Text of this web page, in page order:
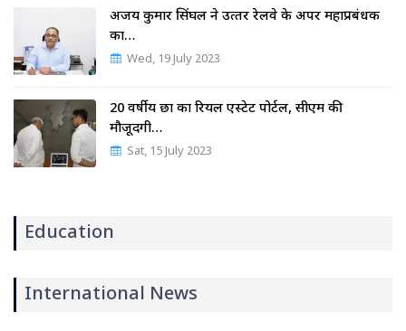
अजय कुमार सिंघल ने उत्‍तर रेलवे के अपर महाप्रबंधक
का…
Wed, 19 July 2023
20 वर्षीय छात्र का रियल एस्टेट पोर्टल, सीएम की
मौजूदगी…
Sat, 15 July 2023
Education
International News